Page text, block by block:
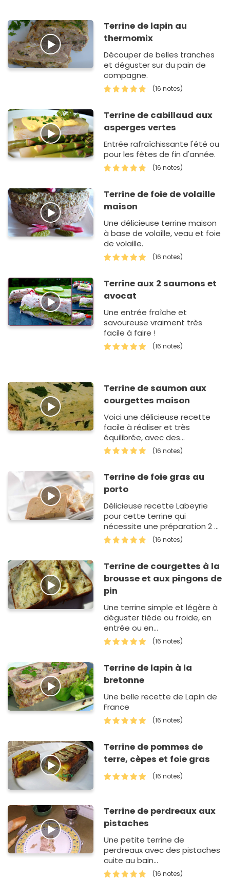
Terrine de lapin au
thermomix
Découper de belles tranches
et déguster sur du pain de
compagne.
(16 notes)
Terrine de cabillaud aux
asperges vertes
Entrée rafraîchissante l'été ou
pour les fêtes de fin d'année.
(16 notes)
Terrine de foie de volaille
maison
Une délicieuse terrine maison
à base de volaille, veau et foie
de volaille.
(16 notes)
Terrine aux 2 saumons et
avocat
Une entrée fraîche et
savoureuse vraiment très
facile à faire !
(16 notes)
Terrine de saumon aux
courgettes maison
Voici une délicieuse recette
facile à réaliser et très
équilibrée, avec des
courgettes et du saumon.
(16 notes)
Terrine de foie gras au
porto
Délicieuse recette Labeyrie
pour cette terrine qui
nécessite une préparation 2 à
5 jours à l'avance.
(16 notes)
Terrine de courgettes à la
brousse et aux pingons de
pin
Une terrine simple et légère à
déguster tiède ou froide, en
entrée ou en
accompagnement !
(16 notes)
Terrine de lapin à la
bretonne
Une belle recette de Lapin de
France
(16 notes)
Terrine de pommes de
terre, cèpes et foie gras
(16 notes)
Terrine de perdreaux aux
pistaches
Une petite terrine de
perdreaux avec des pistaches
cuite au bain
marie.Préparation à base de
(16 notes)